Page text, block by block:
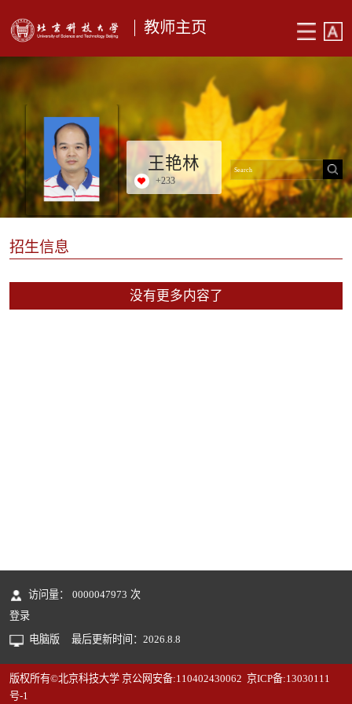
教师主页
王艳林
+233
招生信息
没有更多内容了
访问量： 0000047973 次
登录
电脑版
最后更新时间： 2026.8.8
版权所有©北京科技大学 京公网安备:110402430062 京ICP备:13030111
号-1